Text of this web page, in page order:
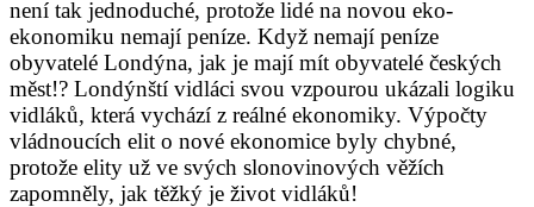
není tak jednoduché, protože lidé na novou eko-
ekonomiku nemají peníze. Když nemají peníze
obyvatelé Londýna, jak je mají mít obyvatelé českých
měst!? Londýnští vidláci svou vzpourou ukázali logiku
vidláků, která vychází z reálné ekonomiky. Výpočty
vládnoucích elit o nové ekonomice byly chybné,
protože elity už ve svých slonovinových věžích
zapomněly, jak těžký je život vidláků!